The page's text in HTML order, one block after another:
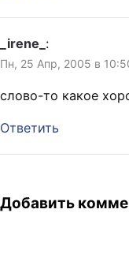
_irene_ :
Пн, 25 Апр, 2005 в
слово-то какое
Ответить
Добавить